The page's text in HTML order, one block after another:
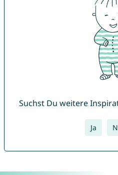
Suchst Du weitere
Ja